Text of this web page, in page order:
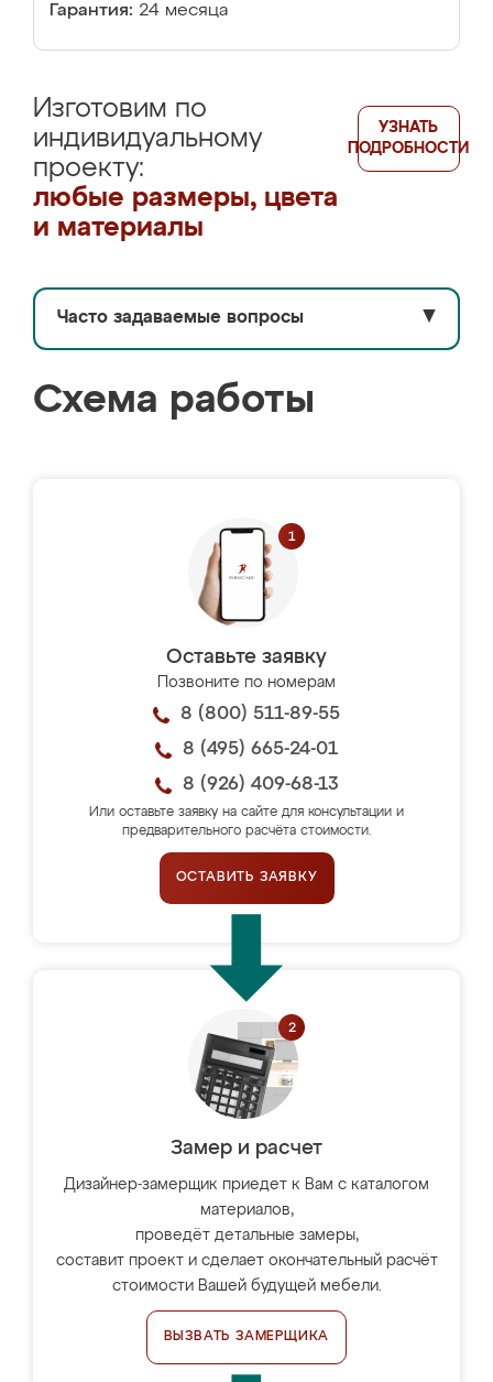
Гарантия: 24 месяца
Изготовим по
индивидуальному
проекту:
любые размеры, цвета
и материалы
УЗНАТЬ
ПОДРОБНОСТИ
Часто задаваемые вопросы ▼
Схема работы
Оставьте заявку
Позвоните по номерам
8 (800) 511-89-55
8 (495) 665-24-01
8 (926) 409-68-13
Или оставьте заявку на сайте для консультации и
предварительного расчёта стоимости.
ОСТАВИТЬ ЗАЯВКУ
Замер и расчет
Дизайнер-замерщик приедет к Вам с каталогом
материалов,
проведёт детальные замеры,
составит проект и сделает окончательный расчёт
стоимости Вашей будущей мебели.
ВЫЗВАТЬ ЗАМЕРЩИКА